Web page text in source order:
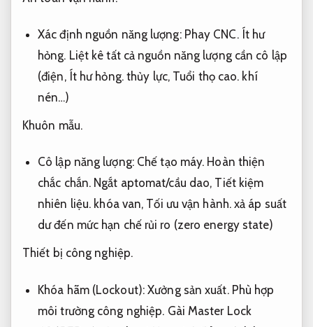
Xác định nguồn năng lượng: Phay CNC. Ít hư
hỏng. Liệt kê tất cả nguồn năng lượng cần cô lập
(điện, Ít hư hỏng.thủy lực, Tuổi thọ cao. khí
nén…)
Khuôn mẫu.
Cô lập năng lượng: Chế tạo máy. Hoàn thiện
chắc chắn. Ngắt aptomat/cầu dao, Tiết kiệm
nhiên liệu. khóa van, Tối ưu vận hành.xả áp suất
dư đến mức hạn chế rủi ro (zero energy state)
Thiết bị công nghiệp.
Khóa hãm (Lockout):Xưởng sản xuất. Phù hợp
môi trường công nghiệp. Gài Master Lock